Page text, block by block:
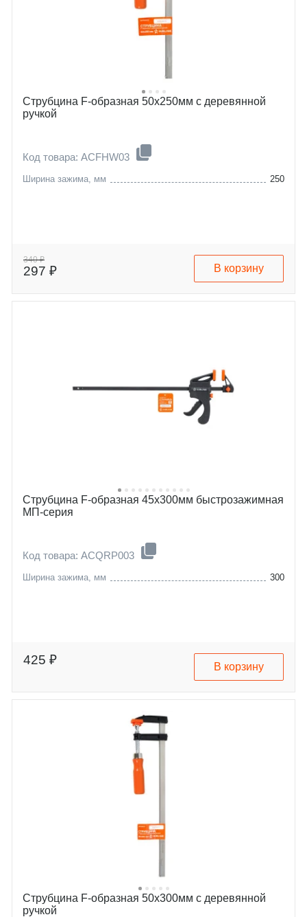
Струбцина F-образная 50х250мм с деревянной
ручкой
Код товара: ACFHW03
Ширина зажима, мм 250
340 ₽
297 ₽ В корзину
Струбцина F-образная 45х300мм быстрозажимная
МП-серия
Код товара: ACQRP003
Ширина зажима, мм 300
425 ₽ В корзину
Струбцина F-образная 50х300мм с деревянной
ручкой